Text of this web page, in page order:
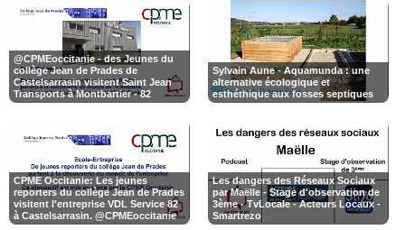
médiatrice
@CPMEoccitanie - des Jeunes du
collège Jean de Prades de
Castelsarrasin visitent Saint Jean
Transports à Montbartier - 82
Sylvain Aune - Aquamunda : une
alternative écologique et
esthéthique aux fosses septiques
CPME Occitanie: Les jeunes
reporters du collège Jean de Prades
visitent l'entreprise VDL Service 82
Les dangers des Réseaux Sociaux
par Maëlle - Stage d'observation de
3ème - TvLocale - Acteurs Locaux -
Smartrezo